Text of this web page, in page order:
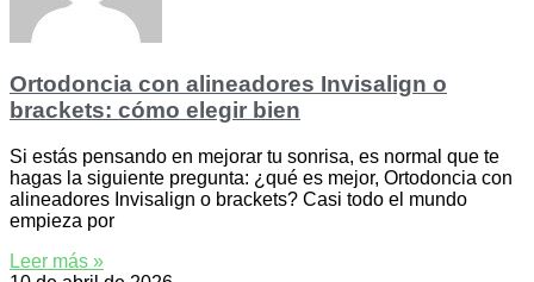
Ortodoncia con alineadores Invisalign o
brackets: cómo elegir bien
Si estás pensando en mejorar tu sonrisa, es normal que te
hagas la siguiente pregunta: ¿qué es mejor, Ortodoncia con
alineadores Invisalign o brackets? Casi todo el mundo
empieza por
Leer más »